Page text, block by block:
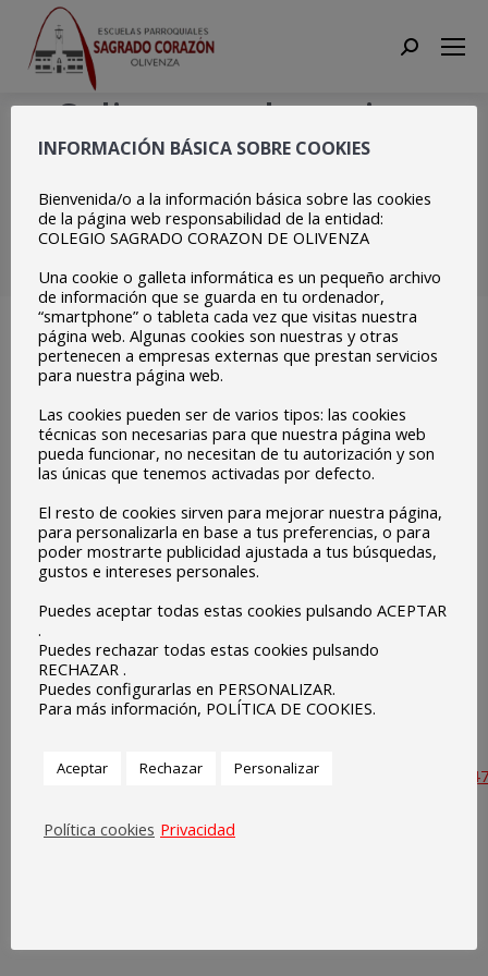
Search:
Salimos en la revista
Desarrollo Rural de
ADERCO
Salimos en la revista Desarrollo…
Las Escuelas Parroquiales del Sagrado Corazón, un
ejemplo de buenas prácticas dentro del proyecto
Escuelas Embajadoras del Parlamento Europeo (EPAS)
Teresa Coutinho, responsable de Educación y Juventud de
la Oficina del Parlamento Europeo en España., publica un
artículo en la revista de divulgación europea para
Extremadura DESARROLLO RURAL, editada por Europe
Direct Extremadura y ADERCO, en su número 45, Año XXVI
2021 titulado “PROGRAMA ESCUELAS EMBAJADORAS DEL
PARLAMENTO EUROPEO: LLEVAR EUROPA A TODOS LOS
RINCONES”.
https://www.facebook.com/sagradocorazonolivenza/posts/
entre
INFORMACIÓN BÁSICA SOBRE COOKIES
Bienvenida/o a la información básica sobre las cookies
de la página web responsabilidad de la entidad:
COLEGIO SAGRADO CORAZON DE OLIVENZA
Una cookie o galleta informática es un pequeño archivo
de información que se guarda en tu ordenador,
“smartphone” o tableta cada vez que visitas nuestra
página web. Algunas cookies son nuestras y otras
pertenecen a empresas externas que prestan servicios
para nuestra página web.
Las cookies pueden ser de varios tipos: las cookies
técnicas son necesarias para que nuestra página web
pueda funcionar, no necesitan de tu autorización y son
las únicas que tenemos activadas por defecto.
El resto de cookies sirven para mejorar nuestra página,
para personalizarla en base a tus preferencias, o para
poder mostrarte publicidad ajustada a tus búsquedas,
gustos e intereses personales.
Puedes aceptar todas estas cookies pulsando ACEPTAR
.
Puedes rechazar todas estas cookies pulsando
RECHAZAR .
Puedes configurarlas en PERSONALIZAR.
Para más información, POLÍTICA DE COOKIES.
Aceptar Rechazar Personalizar
Política cookies Privacidad